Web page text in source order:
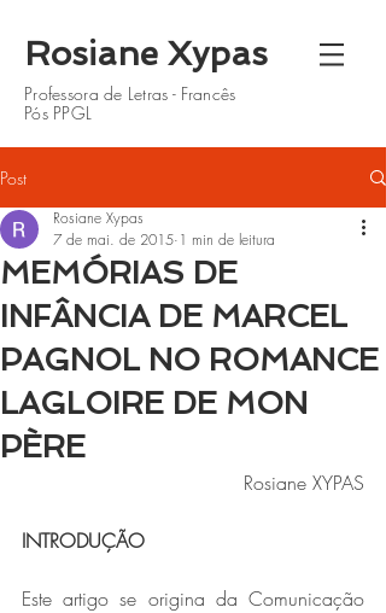
Rosiane Xypas
Professora de Letras - Francês
Pós PPGL
Post
MEMÓRIAS DE
INFÂNCIA DE MARCEL
PAGNOL NO ROMANCE
LAGLOIRE DE MON
PÈRE
Rosiane Xypas
7 de mai. de 2015 1 min de leitura
Rosiane XYPAS
INTRODUÇÃO
Este artigo se origina da Comunicação